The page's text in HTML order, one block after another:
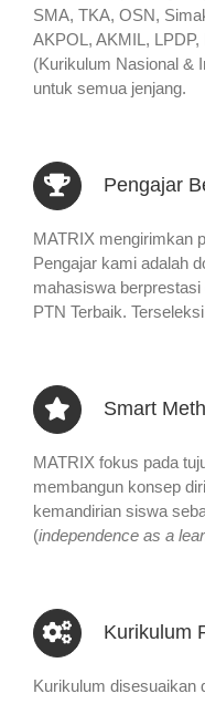
SMA, TKA, OSN,
AKPOL, AKMIL,
(Kurikulum Nasional &
untuk semua jenjang.
Pengajar
MATRIX mengirimkan
Pengajar kami adalah
mahasiswa
PTN Terbaik.
Smart
MATRIX fokus pada
membangun konsep
kemandirian siswa
(independence as a
Kurikulum
Kurikulum disesuaikan